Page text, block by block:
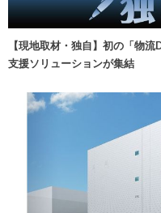
【現地取材・独自】初の「物
支援ソリューションが集結